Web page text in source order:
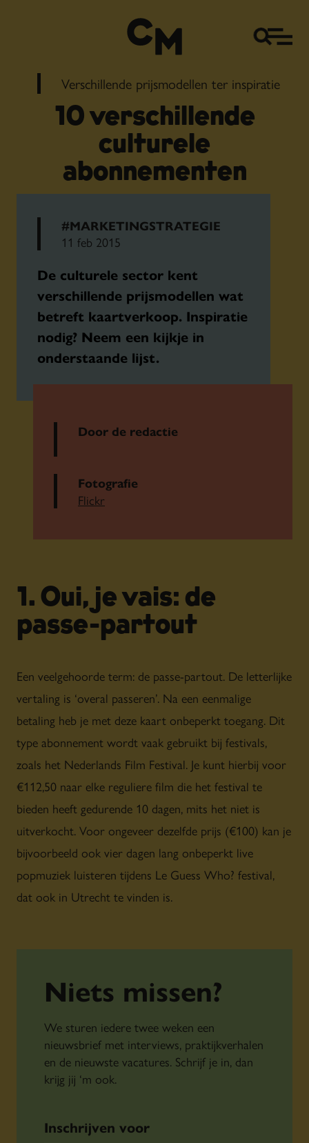
Verschillende prijsmodellen ter inspiratie
10 verschillende
culturele
abonnementen
#MARKETINGSTRATEGIE
11 feb 2015
De culturele sector kent
verschillende prijsmodellen wat
betreft kaartverkoop. Inspiratie
nodig? Neem een kijkje in
onderstaande lijst.
Door de redactie
Fotografie
Flickr
1. Oui, je vais: de
passe-partout
Een veelgehoorde term: de passe-partout. De letterlijke
vertaling is ‘overal passeren’. Na een eenmalige
betaling heb je met deze kaart onbeperkt toegang. Dit
type abonnement wordt vaak gebruikt bij festivals,
zoals het Nederlands Film Festival. Je kunt hierbij voor
€112,50 naar elke reguliere film die het festival te
bieden heeft gedurende 10 dagen, mits het niet is
uitverkocht. Voor ongeveer dezelfde prijs (€100) kan je
bijvoorbeeld ook vier dagen lang onbeperkt live
popmuziek luisteren tijdens Le Guess Who? festival,
dat ook in Utrecht te vinden is.
Niets missen?
We sturen iedere twee weken een
nieuwsbrief met interviews, praktijkverhalen
en de nieuwste vacatures. Schrijf je in, dan
krijg jij ‘m ook.
Inschrijven voor